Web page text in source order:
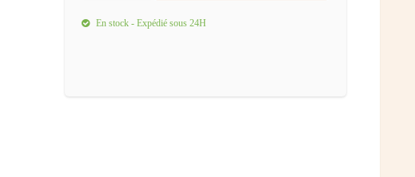
En stock - Expédié sous 24H